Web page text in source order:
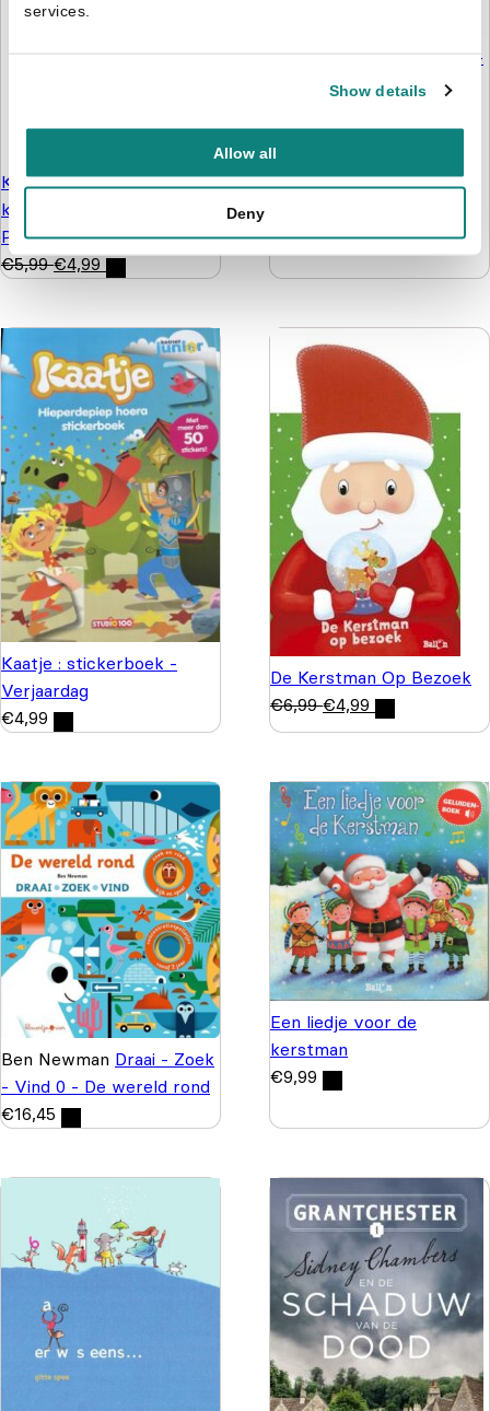
services.
Show details
Allow all
Deny
Kleurboek met
kleurpotloodjes -
Prinsessen
€5,99 €4,99
Vakantieboeken bundel 3-
Kaatje : stickerboek -
Verjaardag
€4,99
De Kerstman Op Bezoek
€6,99 €4,99
Ben Newman Draai - Zoek
- Vind 0 - De wereld rond
€16,45
Een liedje voor de
kerstman
€9,99